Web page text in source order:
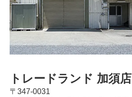
トレードランド 加須店
〒347-0031